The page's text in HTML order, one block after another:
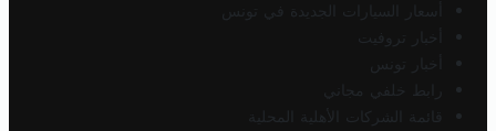
أسعار السيارات الجديدة في تونس
أخبار تروفيت
أخبار تونس
رابط خلفي مجاني
قائمة الشركات الأهلية المحلية